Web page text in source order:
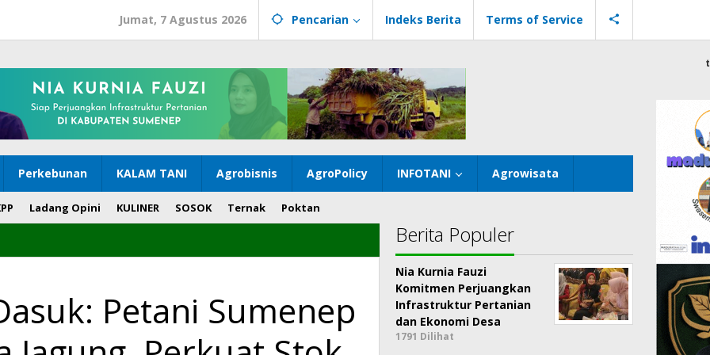
Jumat, 7 Agustus 2026 Pencarian Indeks Berita Terms of Service
Perkebunan KALAM TANI Agrobisnis AgroPolicy INFOTANI Agrowisata
Ladang Opini KULINER SOSOK Ternak Poktan
Petani Sumenep
Berita Populer
Nia Kurnia Fauzi
Komitmen Perjuangkan
Infrastruktur Pertanian
dan Ekonomi Desa
1791 Dilihat